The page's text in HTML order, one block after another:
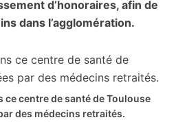
d’honoraires, afin de
dans l’agglomération.
centre de santé de Toulouse
des médecins retraités.